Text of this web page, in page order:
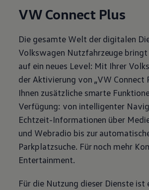
VW Connect Plus
Die gesamte Welt der digitalen
Volkswagen Nutzfahrzeuge
auf ein neues Level: Mit Ihrer
der Aktivierung von „VW Connect
Ihnen zusätzliche smarte
Verfügung: von intelligenter
Echtzeit-Informationen über
und Webradio bis zur
Parkplatzsuche. Für noch mehr
Entertainment.
Für die Nutzung dieser Dienste ist